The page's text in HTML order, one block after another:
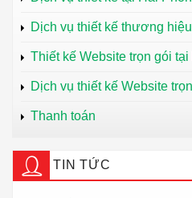
Dịch vụ thiết kế thương
Thiết kế Website trọn gói
Dịch vụ thiết kế Website
Thanh toán
TIN TỨC